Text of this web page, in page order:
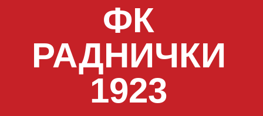
ФК
РАДНИЧКИ
1923